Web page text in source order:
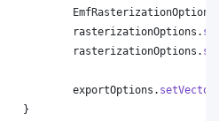
EmfRasterizationOptions
rasterizationOptions .
rasterizationOptions .
exportOptions .
			}